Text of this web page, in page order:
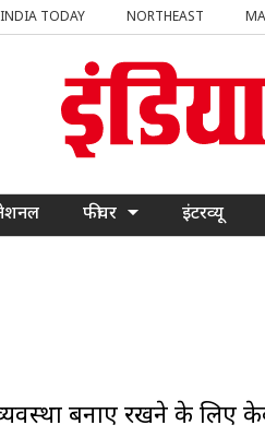
INDIA TODAY NORTHEAST
फीचर इंटरव्यू
बनाए रखने के लिए